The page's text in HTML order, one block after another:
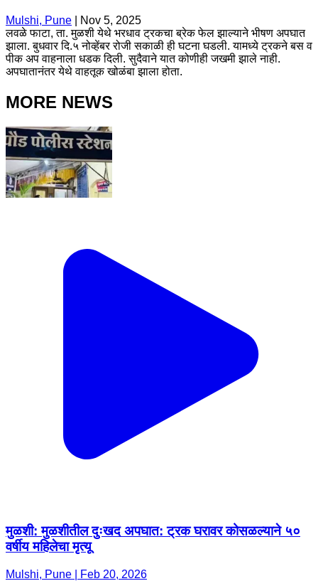
Mulshi, Pune
Nov 5, 2025
लवळे फाटा, ता. मुळशी येथे भरधाव ट्रकचा ब्रेक फेल झाल्याने भीषण अपघात
झाला. बुधवार दि.५ नोव्हेंबर रोजी सकाळी ही घटना घडली. यामध्ये ट्रकने बस व
पीक अप वाहनाला धडक दिली. सुदैवाने यात कोणीही जखमी झाले नाही.
अपघातानंतर येथे वाहतूक खोळंबा झाला होता.
MORE NEWS
मुळशी: मुळशीतील दुःखद अपघात: ट्रक घरावर कोसळल्याने ५०
वर्षीय महिलेचा मृत्यू
Mulshi, Pune | Feb 20, 2026